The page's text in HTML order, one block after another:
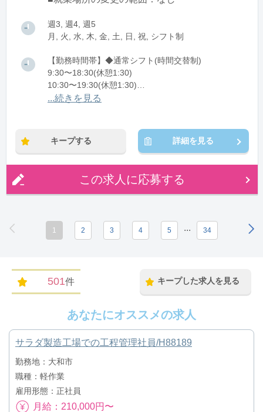
週3, 週4, 週5
月, 火, 水, 木, 金, 土, 日, 祝, シフト制
【勤務時間帯】◆通常シフト(時間交替制)
9:30〜18:30(休憩1:30)
10:30〜19:30(休憩1:30)
11:30〜20:30(休憩1:30)
※残業：5〜10時間程度/月
...続きを見る
キープする 詳細を見る
この求人に応募する
1 2 3 4 5 ... 34
501件 キープした求人を見る
あなたにオススメの求人
サラダ製造工場での工程管理社員/H88189
勤務地：大和市
職種：軽作業
雇用形態：正社員
月給：210,000円〜